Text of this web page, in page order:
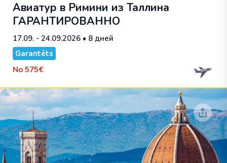
Авиатур в Римини из Таллина
ГАРАНТИРОВАННО
17.09. - 24.09.2026 • 8 дней
Garantēts
No 575€